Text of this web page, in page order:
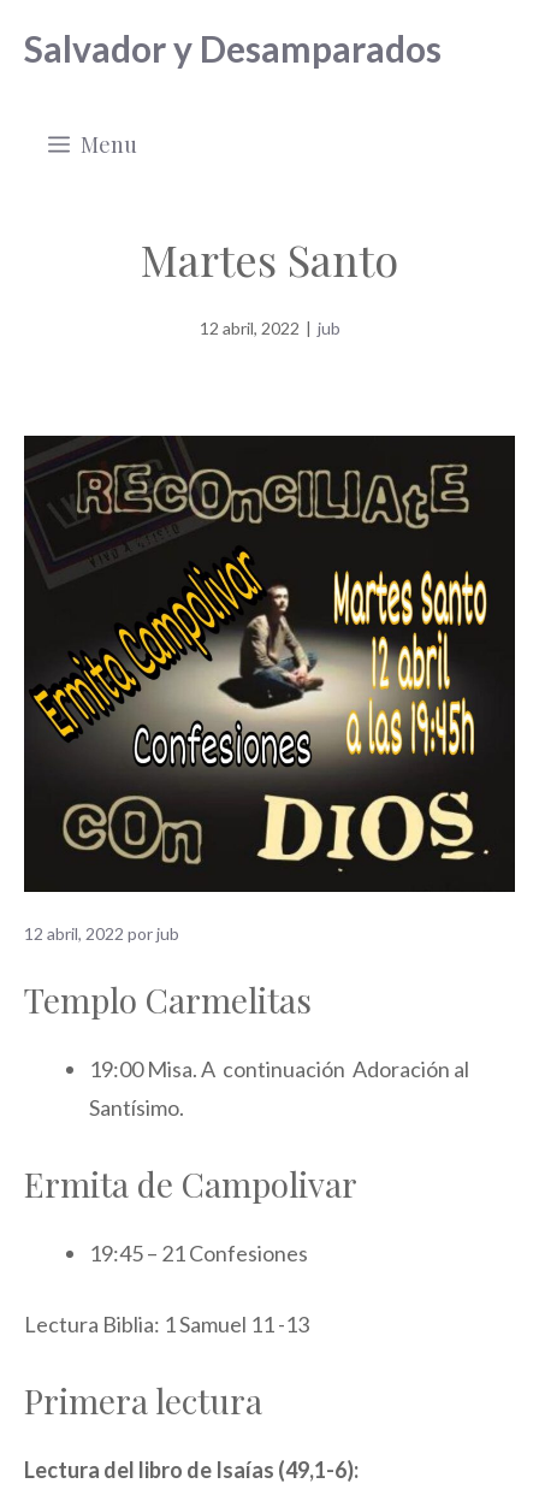
Salvador y Desamparados
Menu
Martes Santo
12 abril, 2022 | jub
12 abril, 2022 porjub
Templo Carmelitas
19:00 Misa. A continuación Adoración al
Santísimo.
Ermita de Campolivar
19:45 – 21 Confesiones
Lectura Biblia: 1 Samuel 11 -13
Primera lectura
Lectura del libro de Isaías (49,1-6):